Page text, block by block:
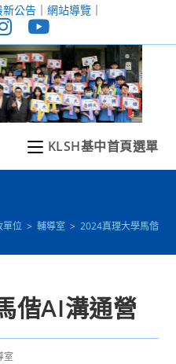
新公告｜ 網站導覽｜
KLSH基中首頁選單
單位 > 輔導室 > 2024真理大學馬偕AI
偕AI溝通營
室